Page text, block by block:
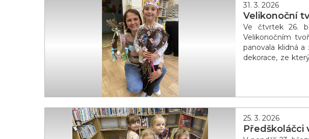
31. 3. 2026
Velikonoční
Ve čtvrtek 26.
Velikonočním
panovala klidná
dekorace, ze
25. 3. 2026
Předškoláčci